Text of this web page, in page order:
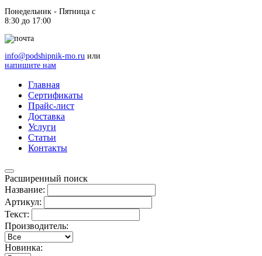
Понедельник - Пятница c
8:30 до 17:00
info@podshipnik-mo.ru или
напишите нам
Главная
Сертификаты
Прайс-лист
Доставка
Услуги
Статьи
Контакты
Расширенный поиск
Название:
Артикул:
Текст:
Производитель:
Новинка: